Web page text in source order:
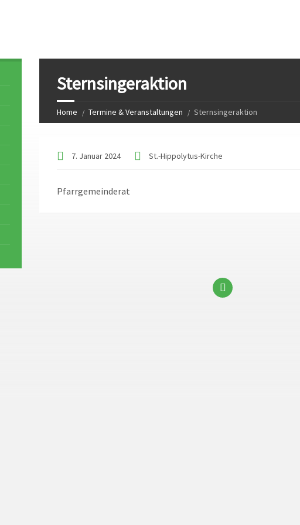
Sternsingeraktion
Home Termine & Veranstaltungen Sternsingeraktion
7. Januar 2024 St.-Hippolytus-Kirche
Pfarrgemeinderat